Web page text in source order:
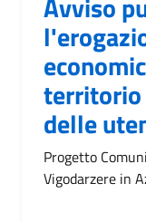
territorio
delle
Progetto
Vigodarzere in